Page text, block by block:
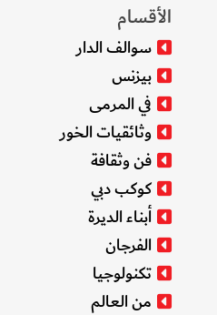
الأقسام
سوالف الدار
بيزنس
في المرمى
وثائقيات الخور
فن وثقافة
كوكب دبي
أبناء الديرة
الفرجان
تكنولوجيا
من العالم